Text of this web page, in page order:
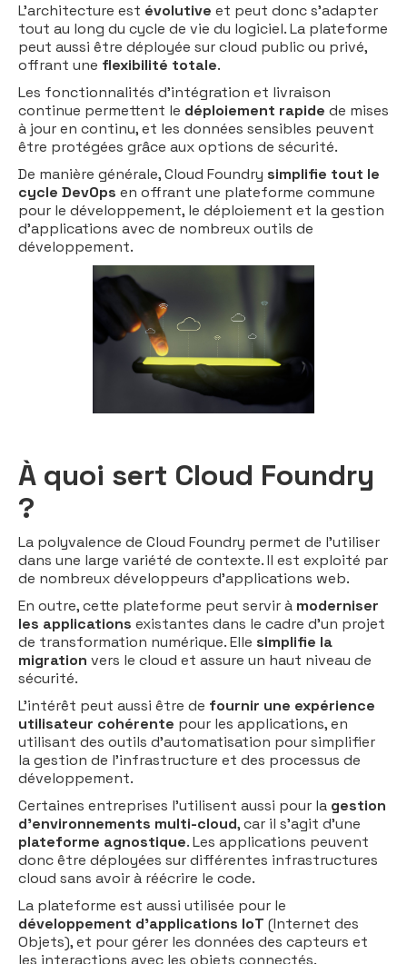
L’architecture est évolutive et peut donc s’adapter
tout au long du cycle de vie du logiciel. La plateforme
peut aussi être déployée sur cloud public ou privé,
offrant une flexibilité totale.
Les fonctionnalités d’intégration et livraison
continue permettent le déploiement rapide de mises
à jour en continu, et les données sensibles peuvent
être protégées grâce aux options de sécurité.
De manière générale, Cloud Foundry simplifie tout le
cycle DevOps en offrant une plateforme commune
pour le développement, le déploiement et la gestion
d'applications avec de nombreux outils de
développement.
À quoi sert Cloud Foundry
?
La polyvalence de Cloud Foundry permet de l’utiliser
dans une large variété de contexte. Il est exploité par
de nombreux développeurs d’applications web.
En outre, cette plateforme peut servir à moderniser
les applications existantes dans le cadre d’un projet
de transformation numérique. Elle simplifie la
migration vers le cloud et assure un haut niveau de
sécurité.
L’intérêt peut aussi être de fournir une expérience
utilisateur cohérente pour les applications, en
utilisant des outils d’automatisation pour simplifier
la gestion de l’infrastructure et des processus de
développement.
Certaines entreprises l’utilisent aussi pour la gestion
d'environnements multi-cloud, car il s’agit d’une
plateforme agnostique. Les applications peuvent
donc être déployées sur différentes infrastructures
cloud sans avoir à réécrire le code.
La plateforme est aussi utilisée pour le
développement d’applications IoT (Internet des
Objets), et pour gérer les données des capteurs et
les interactions avec les objets connectés.